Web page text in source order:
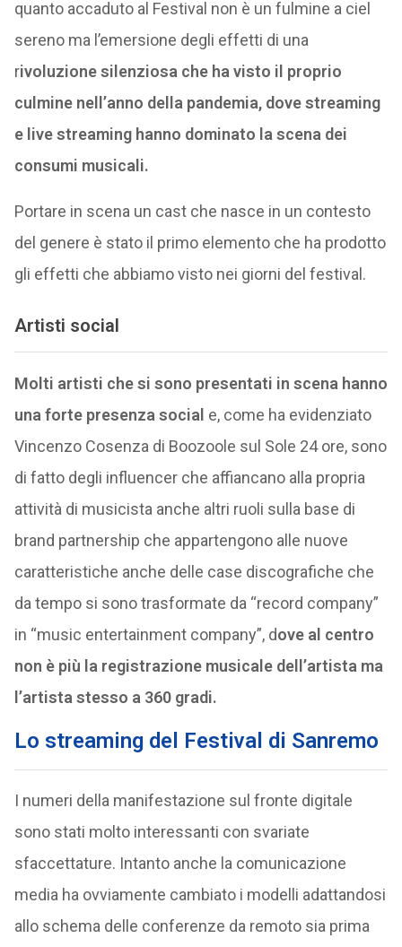
quanto accaduto al Festival non è un fulmine a ciel
sereno ma l’emersione degli effetti di una
rivoluzione silenziosa che ha visto il proprio
culmine nell’anno della pandemia, dove streaming
e live streaming hanno dominato la scena dei
consumi musicali.
Portare in scena un cast che nasce in un contesto
del genere è stato il primo elemento che ha prodotto
gli effetti che abbiamo visto nei giorni del festival.
Artisti social
Molti artisti che si sono presentati in scena hanno
una forte presenza social e, come ha evidenziato
Vincenzo Cosenza di Boozoole sul Sole 24 ore, sono
di fatto degli influencer che affiancano alla propria
attività di musicista anche altri ruoli sulla base di
brand partnership che appartengono alle nuove
caratteristiche anche delle case discografiche che
da tempo si sono trasformate da “record company”
in “music entertainment company”, dove al centro
non è più la registrazione musicale dell’artista ma
l’artista stesso a 360 gradi.
Lo streaming del Festival di Sanremo
I numeri della manifestazione sul fronte digitale
sono stati molto interessanti con svariate
sfaccettature. Intanto anche la comunicazione
media ha ovviamente cambiato i modelli adattandosi
allo schema delle conferenze da remoto sia prima